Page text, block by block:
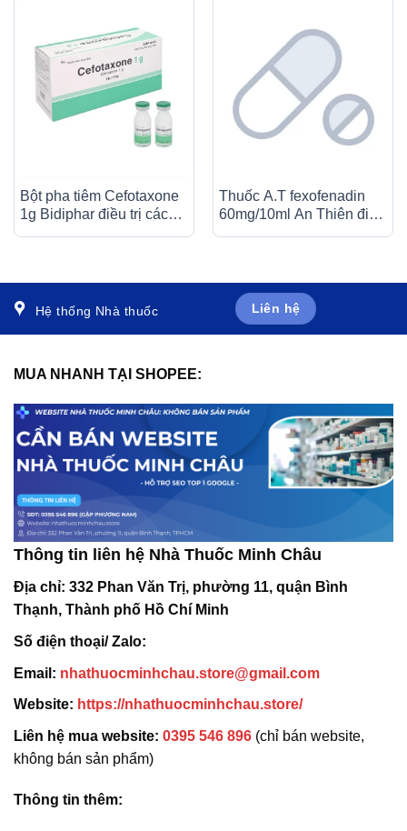
Bột pha tiêm Cefotaxone
1g Bidiphar điều trị các
Thuốc A.T fexofenadin
60mg/10ml An Thiên điều
Hệ thống Nhà thuốc Liên hệ
MUA NHANH TẠI SHOPEE:
Thông tin liên hệ Nhà Thuốc Minh Châu
Địa chỉ: 332 Phan Văn Trị, phường 11, quận Bình
Thạnh, Thành phố Hồ Chí Minh
Số điện thoại/ Zalo:
Email: nhathuocminhchau.store@gmail.com
Website: https://nhathuocminhchau.store/
Liên hệ mua website: 0395 546 896 (chỉ bán website,
không bán sản phẩm)
Thông tin thêm: